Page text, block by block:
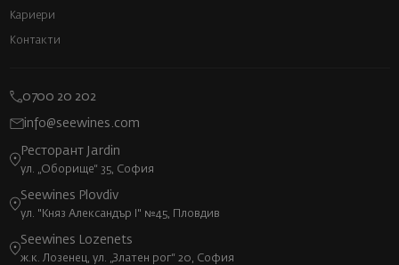
Кариери
Контакти
0700 20 202
info@seewines.com
Ресторант Jardin
ул. „Оборище“ 35, София
Seewines Plovdiv
ул. "Княз Александър I" №45, Пловдив
Seewines Lozenets
ж.к. Лозенец, ул. „Златен рог“ 20, София